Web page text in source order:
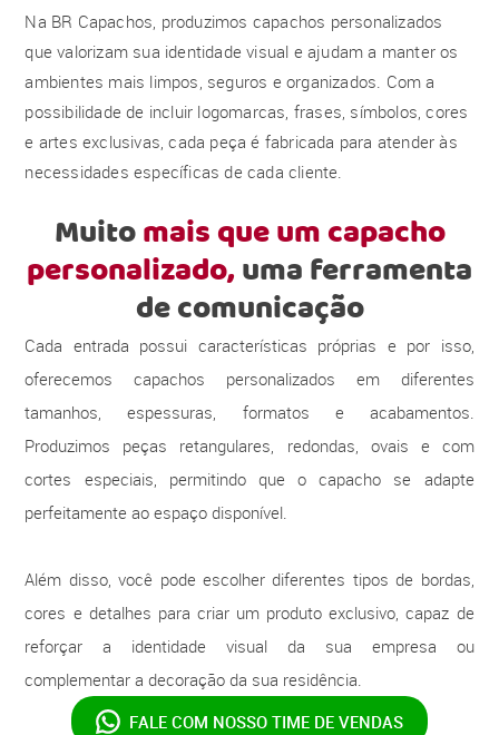
Na BR Capachos, produzimos capachos personalizados
que valorizam sua identidade visual e ajudam a manter os
ambientes mais limpos, seguros e organizados. Com a
possibilidade de incluir logomarcas, frases, símbolos, cores
e artes exclusivas, cada peça é fabricada para atender às
necessidades específicas de cada cliente.
Muitomais que um capacho
personalizado,uma ferramenta
de comunicação
Cada entrada possui características próprias e por isso,
oferecemos capachos personalizados em diferentes
tamanhos, espessuras, formatos e acabamentos.
Produzimos peças retangulares, redondas, ovais e com
cortes especiais, permitindo que o capacho se adapte
perfeitamente ao espaço disponível.
Além disso, você pode escolher diferentes tipos de bordas,
cores e detalhes para criar um produto exclusivo, capaz de
reforçar a identidade visual da sua empresa ou
complementar a decoração da sua residência.
FALE COM NOSSO TIME DE VENDAS